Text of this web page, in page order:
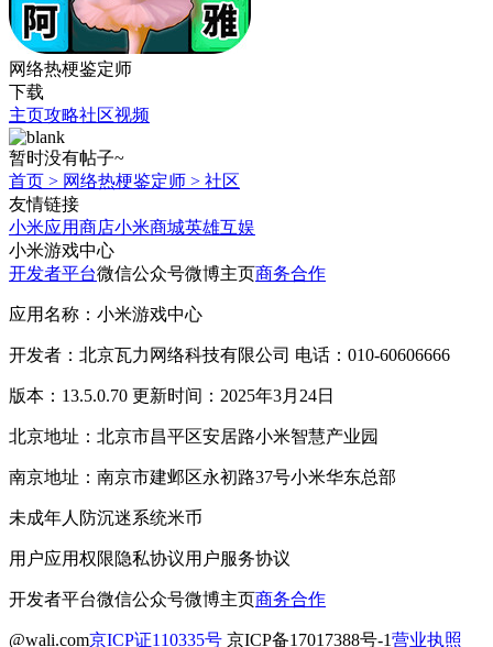
网络热梗鉴定师
下载
主页攻略社区视频
暂时没有帖子~
首页 > 网络热梗鉴定师 > 社区
友情链接
小米应用商店小米商城英雄互娱
小米游戏中心
开发者平台微信公众号微博主页商务合作
应用名称：小米游戏中心
开发者：北京瓦力网络科技有限公司 电话：010-60606666
版本：13.5.0.70 更新时间：2025年3月24日
北京地址：北京市昌平区安居路小米智慧产业园
南京地址：南京市建邺区永初路37号小米华东总部
未成年人防沉迷系统米币
用户应用权限隐私协议用户服务协议
开发者平台微信公众号微博主页商务合作
@wali.com京ICP证110335号 京ICP备17017388号-1营业执照